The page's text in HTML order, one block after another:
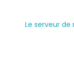
Le serveur